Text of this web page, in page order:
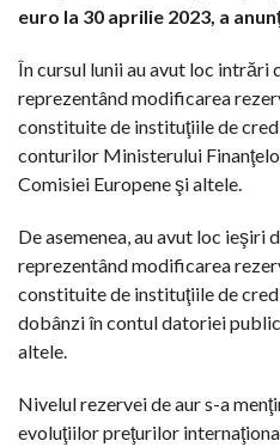
euro la 30 aprilie 2023, a
În cursul lunii au avut loc intrări
reprezentând modificarea
constituite de instituţiile de
conturilor Ministerului
Comisiei Europene şi altele.
De asemenea, au avut loc ieşiri
reprezentând modificarea
constituite de instituţiile de
dobânzi în contul datoriei
altele.
Nivelul rezervei de aur s-a
evoluţiilor preţurilor